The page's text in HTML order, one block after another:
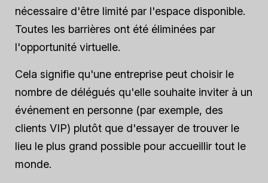
nécessaire d'être limité par l'espace disponible.
Toutes les barrières ont été éliminées par
l'opportunité virtuelle.
Cela signifie qu'une entreprise peut choisir le
nombre de délégués qu'elle souhaite inviter à un
événement en personne (par exemple, des
clients VIP) plutôt que d'essayer de trouver le
lieu le plus grand possible pour accueillir tout le
monde.